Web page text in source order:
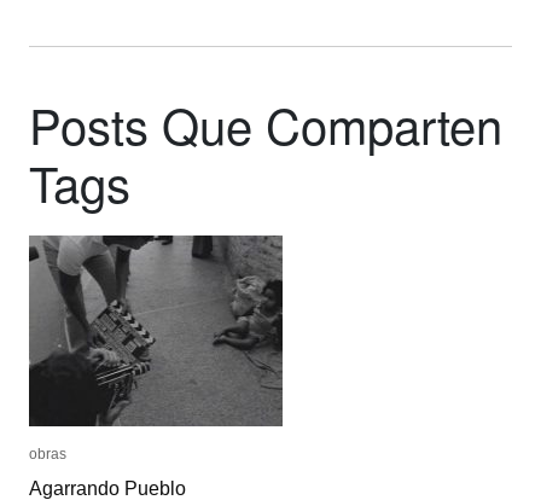
Posts Que Comparten
Tags
obras
Agarrando Pueblo
obras
Agarrando Pueblo